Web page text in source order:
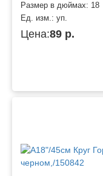
Размер в дюймах: 18
Ед. изм.: уп.
Цена:89 р.